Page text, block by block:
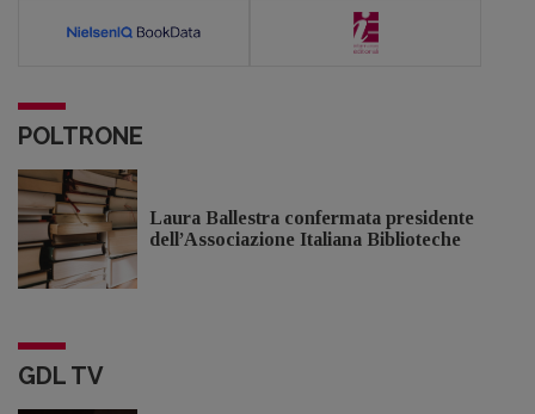
POLTRONE
Laura Ballestra confermata presidente
dell’Associazione Italiana Biblioteche
GDL TV